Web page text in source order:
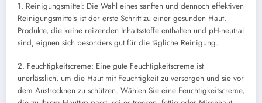
1. Reinigungsmittel: Die Wahl eines sanften und dennoch effektiven
Reinigungsmittels ist der erste Schritt zu einer gesunden Haut.
Produkte, die keine reizenden Inhaltsstoffe enthalten und pH-neutral
sind, eignen sich besonders gut für die tägliche Reinigung.
2. Feuchtigkeitscreme: Eine gute Feuchtigkeitscreme ist
unerlässlich, um die Haut mit Feuchtigkeit zu versorgen und sie vor
dem Austrocknen zu schützen. Wählen Sie eine Feuchtigkeitscreme,